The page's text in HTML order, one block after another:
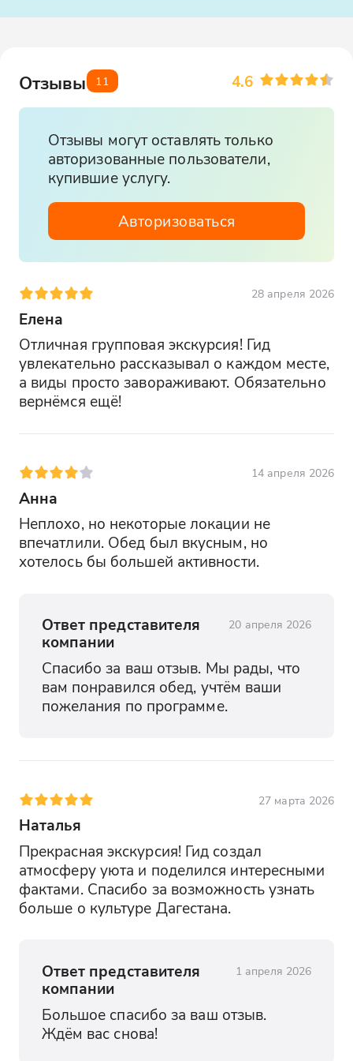
Отзывы 11 4.6
Отзывы могут оставлять только
авторизованные пользователи,
купившие услугу.
Авторизоваться
28 апреля 2026
Елена
Отличная групповая экскурсия! Гид
увлекательно рассказывал о каждом месте,
а виды просто завораживают. Обязательно
вернёмся ещё!
14 апреля 2026
Анна
Неплохо, но некоторые локации не
впечатлили. Обед был вкусным, но
хотелось бы большей активности.
Ответ представителя
компании
20 апреля 2026
Спасибо за ваш отзыв. Мы рады, что
вам понравился обед, учтём ваши
пожелания по программе.
27 марта 2026
Наталья
Прекрасная экскурсия! Гид создал
атмосферу уюта и поделился интересными
фактами. Спасибо за возможность узнать
больше о культуре Дагестана.
Ответ представителя
компании
1 апреля 2026
Большое спасибо за ваш отзыв.
Ждём вас снова!